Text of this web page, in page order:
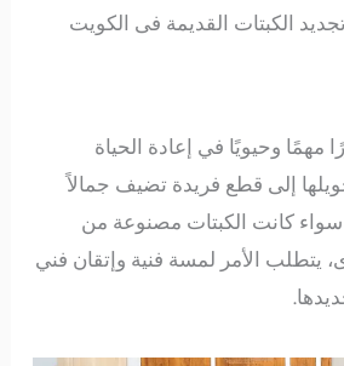
الكبتات القديمة فى الكويت
مهمًا وحيويًا في إعادة الحياة
إلى قطع فريدة تضيف جمالاً
سواء كانت الكبتات مصنوعة من
يتطلب الأمر لمسة فنية وإتقان فني